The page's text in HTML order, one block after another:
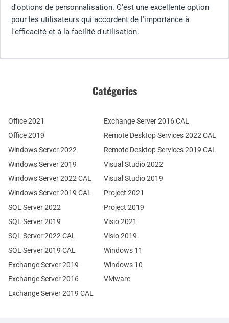
d'options de personnalisation. C'est une excellente option
pour les utilisateurs qui accordent de l'importance à
l'efficacité et à la facilité d'utilisation.
Catégories
Office 2021
Office 2019
Windows Server 2022
Windows Server 2019
Exchange Server 2019
Exchange Server 2016
SQL Server 2022
SQL Server 2019
Windows Server 2022 CAL
Windows Server 2019 CAL
SQL Server 2022 CAL
SQL Server 2019 CAL
Remote Desktop Services 2022 CAL
Remote Desktop Services 2019 CAL
Exchange Server 2019 CAL
Exchange Server 2016 CAL
Visual Studio 2022
Visual Studio 2019
Project 2021
Project 2019
Visio 2021
Visio 2019
Windows 11
Windows 10
VMware